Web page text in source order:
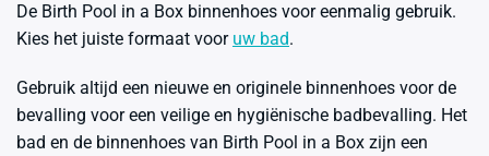
De Birth Pool in a Box binnenhoes voor eenmalig gebruik.
Kies het juiste formaat voor uw bad.
Gebruik altijd een nieuwe en originele binnenhoes voor de
bevalling voor een veilige en hygiënische badbevalling. Het
bad en de binnenhoes van Birth Pool in a Box zijn een